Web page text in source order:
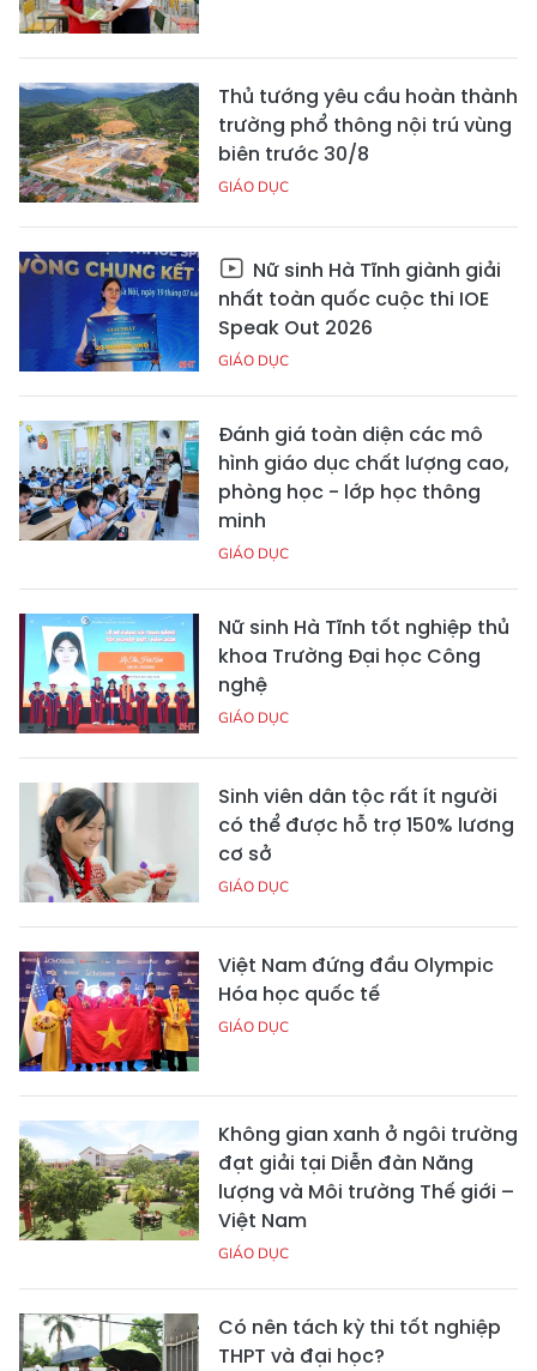
Thủ tướng yêu cầu hoàn thành
trường phổ thông nội trú vùng
biên trước 30/8
GIÁO DỤC
Nữ sinh Hà Tĩnh giành giải
nhất toàn quốc cuộc thi IOE
Speak Out 2026
GIÁO DỤC
Đánh giá toàn diện các mô
hình giáo dục chất lượng cao,
phòng học - lớp học thông
minh
GIÁO DỤC
Nữ sinh Hà Tĩnh tốt nghiệp thủ
khoa Trường Đại học Công
nghệ
GIÁO DỤC
Sinh viên dân tộc rất ít người
có thể được hỗ trợ 150% lương
cơ sở
GIÁO DỤC
Việt Nam đứng đầu Olympic
Hóa học quốc tế
GIÁO DỤC
Không gian xanh ở ngôi trường
đạt giải tại Diễn đàn Năng
lượng và Môi trường Thế giới –
Việt Nam
GIÁO DỤC
Có nên tách kỳ thi tốt nghiệp
THPT và đại học?